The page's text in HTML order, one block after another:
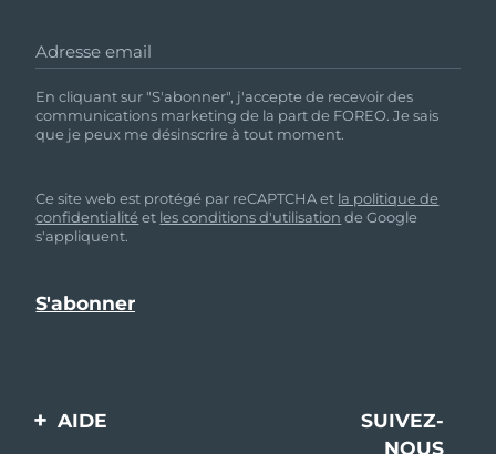
Adresse email
En cliquant sur "S'abonner", j'accepte de recevoir des
communications marketing de la part de FOREO. Je sais
que je peux me désinscrire à tout moment.
Ce site web est protégé par reCAPTCHA et la politique de
confidentialité et les conditions d'utilisation de Google
s'appliquent.
AIDE
SUIVEZ-
NOUS